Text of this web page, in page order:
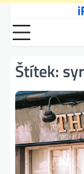
content
Štítek: